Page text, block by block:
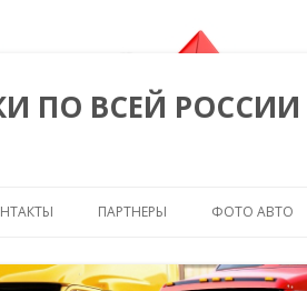
ПО ВСЕЙ
ПАРТНЕРЫ ФОТО АВТО